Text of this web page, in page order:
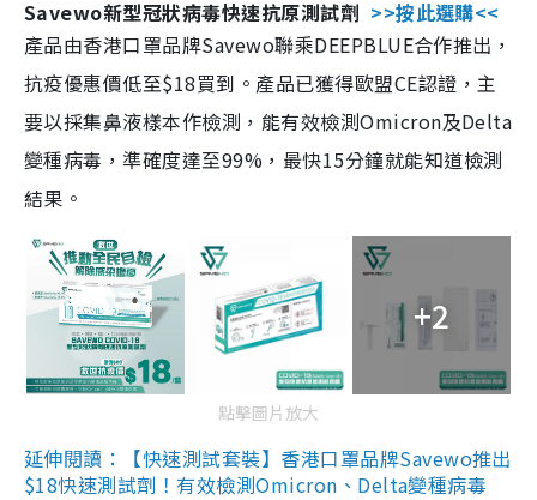
Savewo新型冠狀病毒快速抗原測試劑 >>按此選購<<
產品由香港口罩品牌Savewo聯乘DEEPBLUE合作推出，
抗疫優惠價低至$18買到。產品已獲得歐盟CE認證，主
要以採集鼻液樣本作檢測，能有效檢測Omicron及Delta
變種病毒，準確度達至99%，最快15分鐘就能知道檢測
結果。
+2
點擊圖片放大
延伸閱讀：【快速測試套裝】香港口罩品牌Savewo推出
$18快速測試劑！有效檢測Omicron、Delta變種病毒